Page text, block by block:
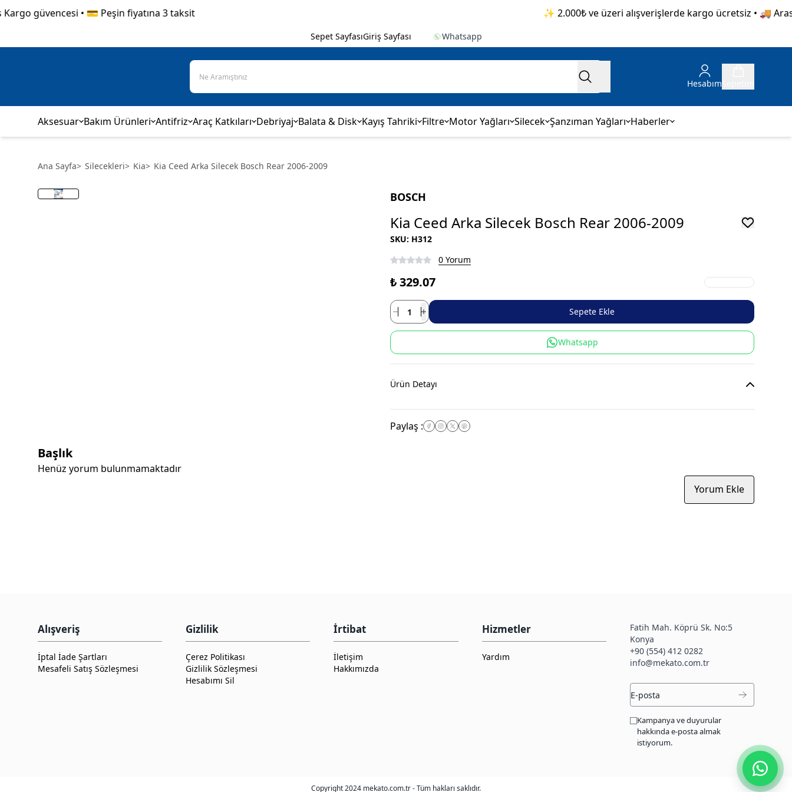
güvencesi • 💳 Peşin fiyatına 3 taksit ✨ 2.000₺ ve üzeri alışverişlerde kargo ücretsiz • 🚚 Aras
Sepet SayfasıGiriş Sayfası Whatsapp
Hesabım
Aksesuar Bakım Ürünleri Antifriz Araç Katkıları Debriyaj Balata & Disk Kayış Tahriki Filtre Motor Yağları Silecek Şanzıman Yağları Haberler
Ana Sayfa> Silecekleri> Kia> Kia Ceed Arka Silecek Bosch Rear 2006-2009
BOSCH
Kia Ceed Arka Silecek Bosch Rear 2006-2009
SKU: H312
0 Yorum
₺ 329.07
Sepete Ekle
Whatsapp
Ürün Detayı
Paylaş :
Başlık
Henüz yorum bulunmamaktadır
Yorum Ekle
Alışveriş
İptal İade Şartları
Mesafeli Satış Sözleşmesi
Gizlilik
Çerez Politikası
Gizlilik Sözleşmesi
Hesabımı Sil
İrtibat
İletişim
Hakkımızda
Hizmetler
Yardım
Fatih Mah. Köprü Sk. No:5
Konya
+90 (554) 412 0282
info@mekato.com.tr
Kampanya ve duyurular
hakkında e-posta almak
istiyorum.
Copyright 2024 mekato.com.tr - Tüm hakları saklıdır.